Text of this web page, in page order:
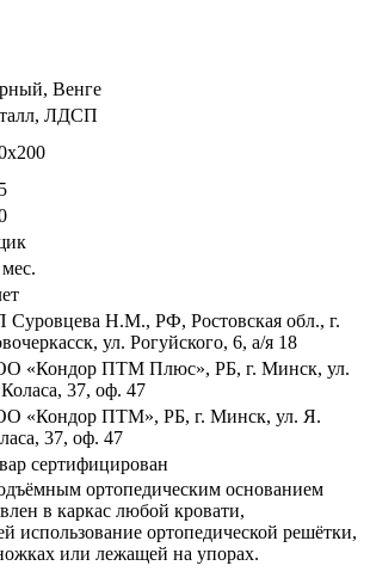
Венге
ЛДСП
Суровцева Н.М., РФ, Ростовская обл., г.
ул. Рогуйского, 6, а/я 18
«Кондор ПТМ Плюс», РБ, г. Минск, ул.
37, оф. 47
«Кондор ПТМ», РБ, г. Минск, ул. Я.
37, оф. 47
сертифицирован
ортопедическим основанием
в каркас любой кровати,
использование ортопедической решётки,
или лежащей на упорах.